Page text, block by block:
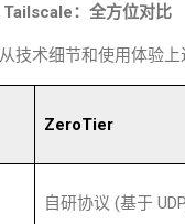
：全方位对比
技术细节和使用体验上
ZeroTier
自研协议 (基于